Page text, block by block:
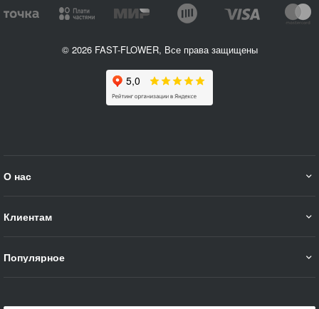
© 2026 FAST-FLOWER, Все права защищены
О нас
Клиентам
Популярное